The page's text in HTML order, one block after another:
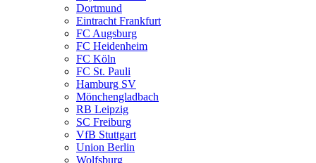
Dortmund
Eintracht Frankfurt
FC Augsburg
FC Heidenheim
FC Köln
FC St. Pauli
Hamburg SV
Mönchengladbach
RB Leipzig
SC Freiburg
VfB Stuttgart
Union Berlin
Wolfsburg